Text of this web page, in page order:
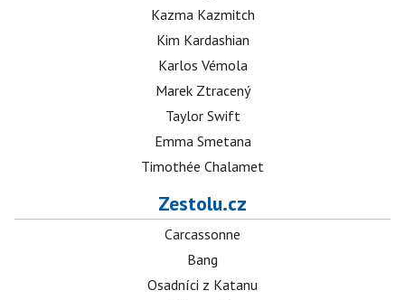
Kazma Kazmitch
Kim Kardashian
Karlos Vémola
Marek Ztracený
Taylor Swift
Emma Smetana
Timothée Chalamet
Zestolu.cz
Carcassonne
Bang
Osadníci z Katanu